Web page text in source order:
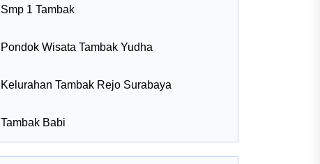
Smp 1 Tambak
Pondok Wisata Tambak Yudha
Kelurahan Tambak Rejo Surabaya
Tambak Babi